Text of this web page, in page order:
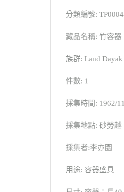
分類編號:
藏品名稱: 竹容器
族群: Land Dayak
件數: 1
採集時間: 1962/11
採集地點: 砂勞越
採集者:李亦園
用途: 容器盛具